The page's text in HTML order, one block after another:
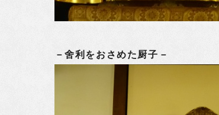
－舍利をおさめた厨子－